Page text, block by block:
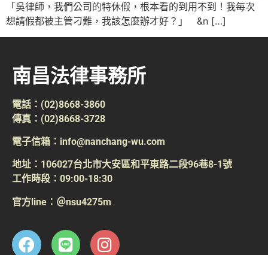
「吳律師，我們公司的特休假，根本看的到用不到！我每次
想請假都被主管刁難，我該怎麼辦才好？」 &n […]
南昌法律事務所
電話：(02)8668-3860
傳真：(02)8668-3728
電子信箱：info@nanchang-wu.com
地址：106027台北市大安區和平東路二段96巷8-1號
工作時段：09:00-18:30
官方line：＠nsu4275m